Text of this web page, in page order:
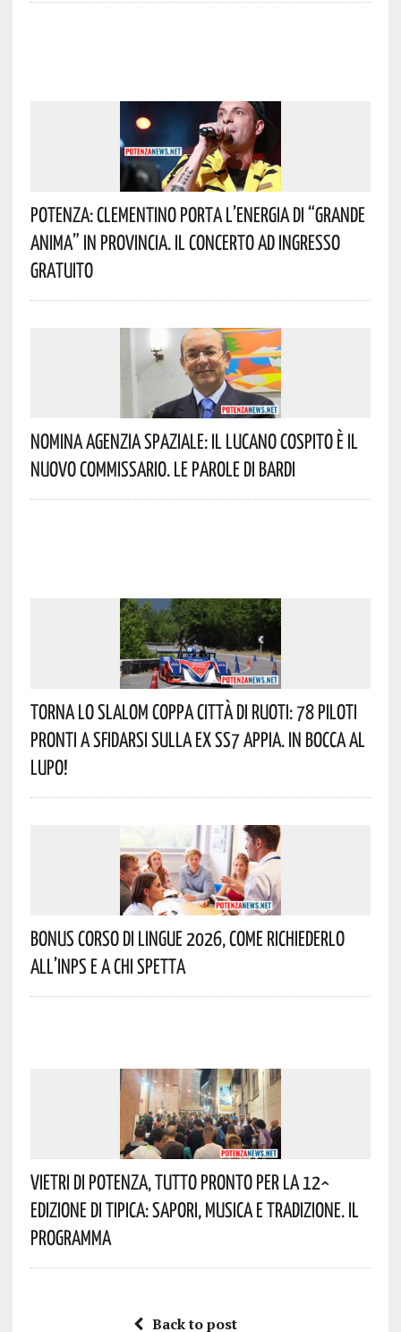
Potenza: Clementino Porta L’energia Di “Grande
Anima” In Provincia. Il Concerto Ad Ingresso
Gratuito
Nomina Agenzia Spaziale: Il Lucano Cospito È Il
Nuovo Commissario. Le Parole Di Bardi
Torna Lo Slalom Coppa Città Di Ruoti: 78 Piloti
Pronti A Sfidarsi Sulla Ex SS7 Appia. In Bocca Al
Lupo!
Bonus Corso Di Lingue 2026, Come Richiederlo
All’INPS E A Chi Spetta
Vietri Di Potenza, Tutto Pronto Per La 12^
Edizione Di Tipica: Sapori, Musica E Tradizione. Il
Programma
Back to post